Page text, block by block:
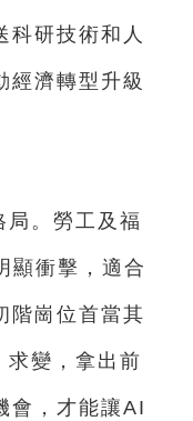
科研技術和人
經濟轉型升級
。勞工及福
顯衝擊，適合
階崗位首當其
求變，拿出前
會，才能讓AI